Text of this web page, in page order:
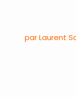
par Laurent